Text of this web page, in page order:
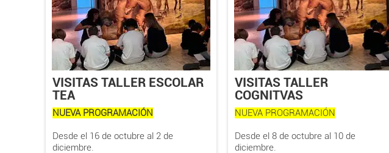
Reserva para visitas en grupos
Todos los grupos deben ir
acompañados de un responsable o
guía.
VISITAS TALLER ESCOLAR
TEA
NUEVA PROGRAMACIÓN
Desde el 16 de octubre al 2 de
diciembre.
VISITAS TALLER
COGNITVAS
NUEVA PROGRAMACIÓN
Desde el 8 de octubre al 10 de
diciembre.